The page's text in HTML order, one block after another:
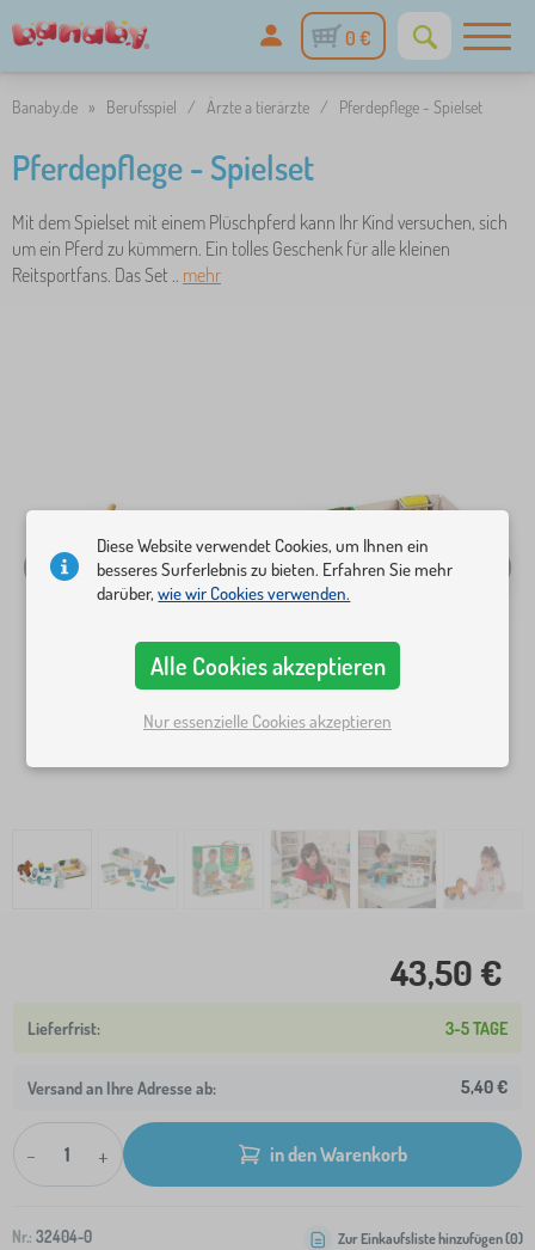
0 €
Banaby.de » Berufsspiel / Ärzte a tierärzte / Pferdepflege - Spielset
Pferdepflege - Spielset
Mit dem Spielset mit einem Plüschpferd kann Ihr Kind versuchen, sich
um ein Pferd zu kümmern. Ein tolles Geschenk für alle kleinen
Reitsportfans. Das Set .. mehr
43,50 €
3-5 TAGE
Versand an Ihre Adresse ab: 5,40 €
- + in den Warenkorb
Nr.: 32404-0 Zur Einkaufsliste hinzufügen (0)
Diese Website verwendet Cookies, um Ihnen ein
besseres Surferlebnis zu bieten. Erfahren Sie mehr
darüber,wie wir Cookies verwenden.
Alle Cookies akzeptieren
Nur essenzielle Cookies akzeptieren